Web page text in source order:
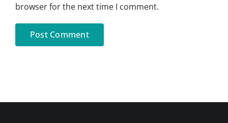
browser for the next time I comment.